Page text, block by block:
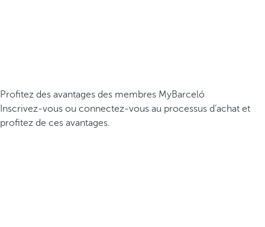
Profitez des avantages des membres MyBarceló
Inscrivez-vous ou connectez-vous au processus d’achat et
profitez de ces avantages.